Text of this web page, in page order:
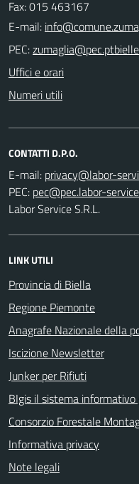
Fax: 015 463167
E-mail:
PEC:
Uffici e orari
Numeri utili
CONTATTI D.P.O.
E-mail:
PEC:
Labor Service S.R.L.
LINK UTILI
Provincia di Biella
Regione Piemonte
Anagrafe Nazionale della
Iscizione Newsletter
Junker per Rifiuti
BIgis il sistema
Consorzio Forestale
Informativa privacy
Note legali